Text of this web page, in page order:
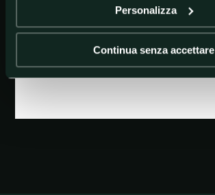
Personalizza
Continua senza accettare